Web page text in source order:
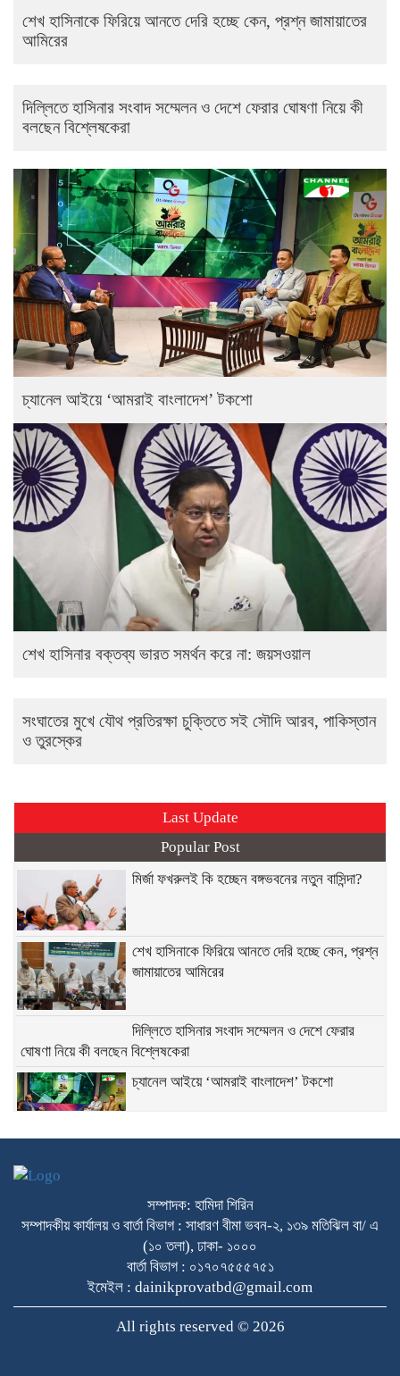
শেখ হাসিনাকে ফিরিয়ে আনতে দেরি হচ্ছে কেন, প্রশ্ন জামায়াতের
আমিরের
দিল্লিতে হাসিনার সংবাদ সম্মেলন ও দেশে ফেরার ঘোষণা নিয়ে কী
বলছেন বিশ্লেষকেরা
চ্যানেল আইয়ে ‘আমরাই বাংলাদেশ’ টকশো
শেখ হাসিনার বক্তব্য ভারত সমর্থন করে না: জয়সওয়াল
সংঘাতের মুখে যৌথ প্রতিরক্ষা চুক্তিতে সই সৌদি আরব, পাকিস্তান
ও তুরস্কের
Last Update
Popular Post
মির্জা ফখরুলই কি হচ্ছেন বঙ্গভবনের নতুন বাসিন্দা?
শেখ হাসিনাকে ফিরিয়ে আনতে দেরি হচ্ছে কেন, প্রশ্ন
জামায়াতের আমিরের
দিল্লিতে হাসিনার সংবাদ সম্মেলন ও দেশে ফেরার
ঘোষণা নিয়ে কী বলছেন বিশ্লেষকেরা
চ্যানেল আইয়ে ‘আমরাই বাংলাদেশ’ টকশো
সংঘাতের মুখে যৌথ প্রতিরক্ষা চুক্তিতে সই সৌদি
আরব, পাকিস্তান ও তুরস্কের
গুজরাটের কূপে রহস্যময় ঢেউ, যা বলছেন ভূতত্ত্ববিদরা
সম্পাদক: হামিদা শিরিন
সম্পাদকীয় কার্যালয় ও বার্তা বিভাগ : সাধারণ বীমা ভবন-২, ১৩৯ মতিঝিল বা/ এ
(১০ তলা), ঢাকা- ১০০০
বার্তা বিভাগ : ০১৭০৭৫৫৫৭৫১
ইমেইল : dainikprovatbd@gmail.com
All rights reserved © 2026